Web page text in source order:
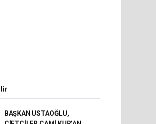
BAŞKAN USTAOĞLU,